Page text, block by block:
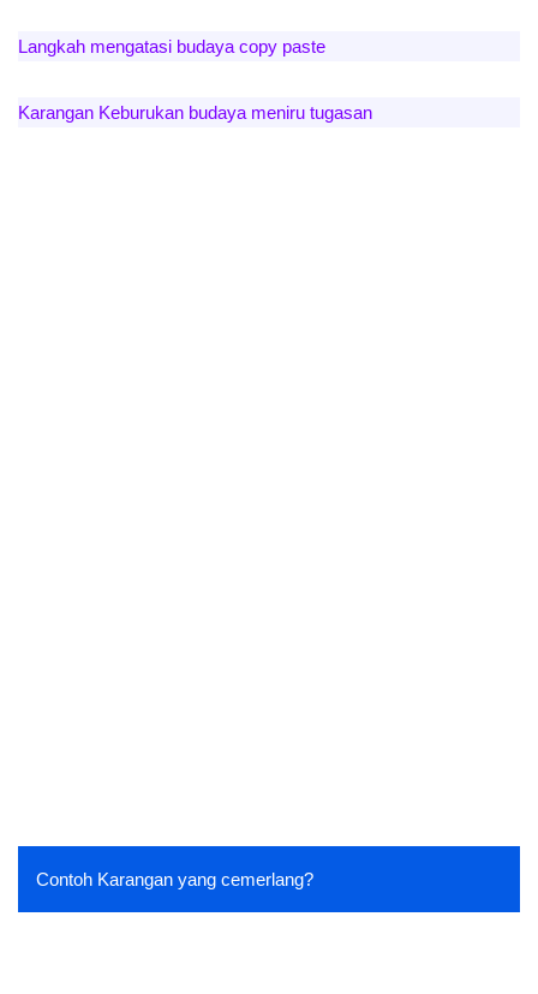
Langkah mengatasi budaya copy paste
Karangan Keburukan budaya meniru tugasan
Contoh Karangan yang cemerlang?